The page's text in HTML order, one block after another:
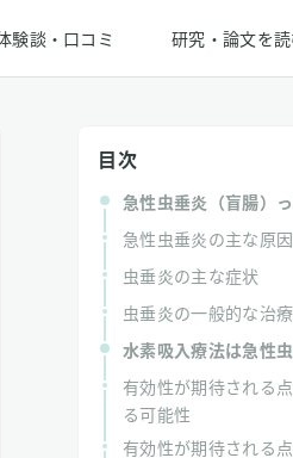
験談・口コミ 研究・論文を読
目次
急性虫垂炎（盲腸）
急性虫垂炎の主な原因
虫垂炎の主な症状
虫垂炎の一般的な治
水素吸入療法は急性
有効性が期待される
る可能性
有効性が期待される